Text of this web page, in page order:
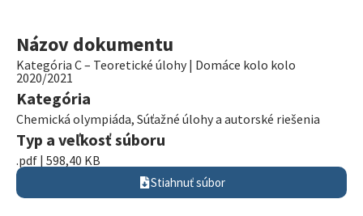
Názov dokumentu
Kategória C – Teoretické úlohy | Domáce kolo kolo
2020/2021
Kategória
Chemická olympiáda, Súťažné úlohy a autorské riešenia
Typ a veľkosť súboru
.pdf | 598,40 KB
Stiahnuť súbor